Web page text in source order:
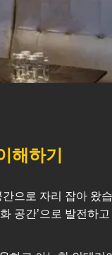
해하기
으로 자리 잡아 왔
공간’으로 발전하